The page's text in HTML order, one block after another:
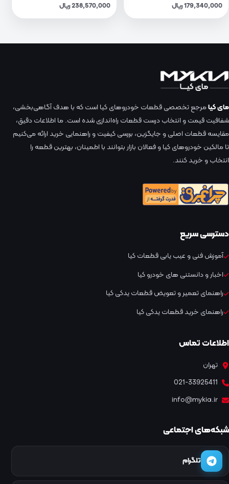
179,340,000 ریال
238,570,000 ریال
مای کیامرجع تخصصی قطعات خودروهای کیا است که با هدف آگاهی‌بخشی،
شفافیت قیمت و انتخاب درست قطعات راه‌اندازی شده است. ما اطلاعات دقیق،
مقایسه قطعات اصلی و جایگزین، بررسی کیفیت و راهنمایی خرید ارائه می‌کنیم
تا مالکین خودروهای کیا و فعالان بازار بتوانند با اطمینان، بهترین قطعه را
انتخاب و خرید کنند.
دسترسی سریع
آموزش فنی و عیب یابی قطعات کیا
اخبار و دانستنی های خودرو کیا
راهنمای تعمیر و تعویض قطعات یدکی کیا
راهنمای خرید قطعات یدکی کیا
اطلاعات تماس
تهران
021-33925411
info@mykia.ir
شبکه‌های اجتماعی
تلگرام